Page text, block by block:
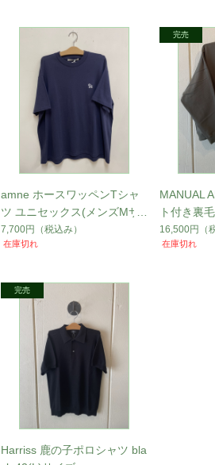
amne ホースワッペンTシャ
ツ ユニセックス(メンズMサ
イズ相当) CS-001
7,700円 （税込み）
在庫切れ
MANUAL
ト付き裏
CS-022
16,500円 （
在庫切れ
Harriss 鹿の子ポロシャツ bla